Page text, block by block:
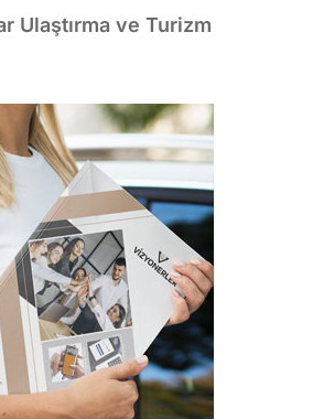
Ulaştırma ve Turizm